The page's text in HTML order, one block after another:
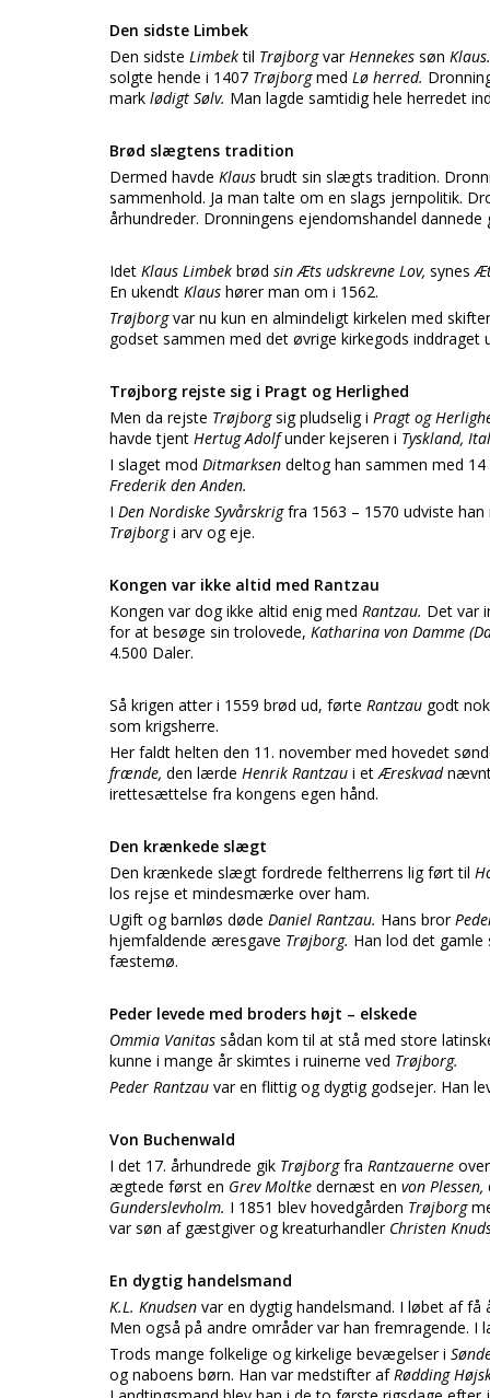
Den sidste Limbek
Den sidste Limbektil TrøjborgvarHennekes søn
solgte hende i 1407 Trøjborgmed Lø herred.
mark lødigt Sølv. Man lagde samtidig hele herredet
Brød slægtens tradition
Dermed havde Klaus brudt sin slægts tradition.
sammenhold. Ja man talte om en slags jernpolitik.
århundreder. Dronningens ejendomshandel
Idet Klaus Limbek brød sin Æts udskrevne Lov, synes
En ukendt Klaus hører man om i 1562.
Trøjborgvar nu kun en almindeligt kirkelen med
godset sammen med det øvrige kirkegods inddraget
Trøjborg rejste sig i Pragt og Herlighed
Men da rejste Trøjborgsig pludselig i Pragt og
havde tjent Hertug Adolfunder kejseren i Tyskland,
I slaget mod Ditmarksen deltog han sammen med
Frederik den Anden.
I Den Nordiske Syvårskrigfra 1563 – 1570 udviste
Trøjborgi arv og eje.
Kongen var ikke altid med Rantzau
Kongen var dog ikke altid enig med Rantzau. Det var
for at besøge sin trolovede, Katharina von Damme
4.500 Daler.
Så krigen atter i 1559 brød ud, førte Rantzau godt
som krigsherre.
Her faldt helten den 11. november med hovedet
frænde, den lærde Henrik Rantzau i etÆreskvad
irettesættelse fra kongens egen hånd.
Den krænkede slægt
Den krænkede slægt fordrede feltherrens lig ført til
los rejse et mindesmærke over ham.
Ugift og barnløs døde Daniel Rantzau. Hans bror
hjemfaldende æresgave Trøjborg. Han lod det
fæstemø.
Peder levede med broders højt – elskede
Ommia Vanitas sådan kom til at stå med store
kunne i mange år skimtes i ruinerne ved Trøjborg.
Peder Rantzau var en flittig og dygtig godsejer. Han
Von Buchenwald
I det 17. århundrede gik Trøjborgfra Rantzauerne
ægtede først en Grev Moltke dernæst en von Plessen,
Gunderslevholm. I 1851 blev hovedgården Trøjborg
var søn af gæstgiver og kreaturhandler Christen
En dygtig handelsmand
K.L. Knudsen var en dygtig handelsmand. I løbet af
Men også på andre områder var han fremragende. I
Trods mange folkelige og kirkelige bevægelser i
og naboens børn. Han var medstifter afRødding